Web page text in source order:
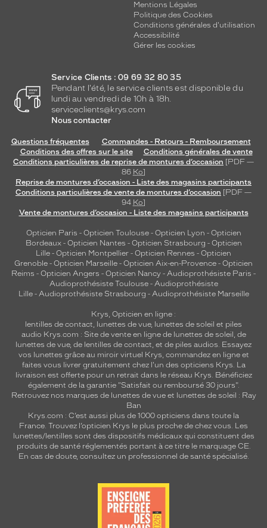
Mentions Légales
Politique des Cookies
Conditions générales d'utilisation
Accessibilité
Gérer les cookies
Service Clients : 09 69 32 80 35
Pendant l'été, le service clients est disponible du
lundi au vendredi de 10h à 18h.
serviceclients@krys.com
Nous contacter
Questions fréquentes
Commandes - Retours - Remboursement
Conditions des offres sur le site
Conditions générales de vente
Conditions particulières de reprise de montures d’occasion [PDF —
86 Ko]
Reprise de montures d’occasion - Liste des magasins participants
Conditions particulières de vente de montures d’occasion [PDF —
94 Ko]
Vente de montures d’occasion - Liste des magasins participants
Opticien Paris - Opticien Toulouse- Opticien Lyon - Opticien
Bordeaux- Opticien Nantes - Opticien Strasbourg - Opticien
Lille - Opticien Montpellier - Opticien Rennes - Opticien
Grenoble - Opticien Marseille - Opticien Aix-en-Provence - Opticien
Reims - Opticien Angers - Opticien Nancy - Audioprothésiste Paris -
Audioprothésiste Toulouse- Audioprothésiste
Lille- Audioprothésiste Strasbourg - Audioprothésiste Marseille
Krys, Opticien en ligne :
lentilles de contact, lunettes de vue, lunettes de soleil et piles
audio Krys.com : Site de vente en ligne de lunettes de soleil, de
lunettes de vue, de lentilles de contact, et de piles audios. Essayez
vos lunettes grâce au miroir virtuel Krys, commandez en ligne et
faites vous livrer gratuitement chez l'un des opticiens Krys. La
livraison est offerte pour un retrait dans le réseau Krys. Bénéficiez
également de la garantie "Satisfait ou remboursé 30 jours".
Retrouvez nos marques de lunettes de vue et lunettes de soleil : Ray
Ban
Krys.com : C’est aussi plus de 1000 opticiens dans toute la
France. Trouvez l’opticien Krys le plus proche de chez vous. Les
lunettes/lentilles sont des dispositifs médicaux qui constituent des
produits de santé réglementés portant à ce titre le marquage CE.
En cas de doute, consultez un professionnel de santé spécialisé.